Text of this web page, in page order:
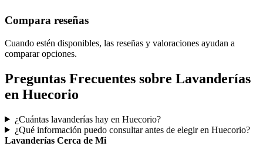
Compara reseñas
Cuando estén disponibles, las reseñas y valoraciones ayudan a
comparar opciones.
Preguntas Frecuentes sobre Lavanderías
en Huecorio
¿Cuántas lavanderías hay en Huecorio?
¿Qué información puedo consultar antes de elegir en Huecorio?
Lavanderías Cerca de Mi